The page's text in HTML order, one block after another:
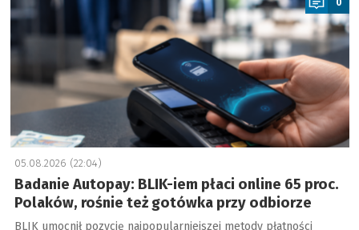
05.08.2026 (22:04)
Badanie Autopay: BLIK-iem płaci online 65 proc.
Polaków, rośnie też gotówka przy odbiorze
BLIK umocnił pozycję najpopularniejszej metody płatności